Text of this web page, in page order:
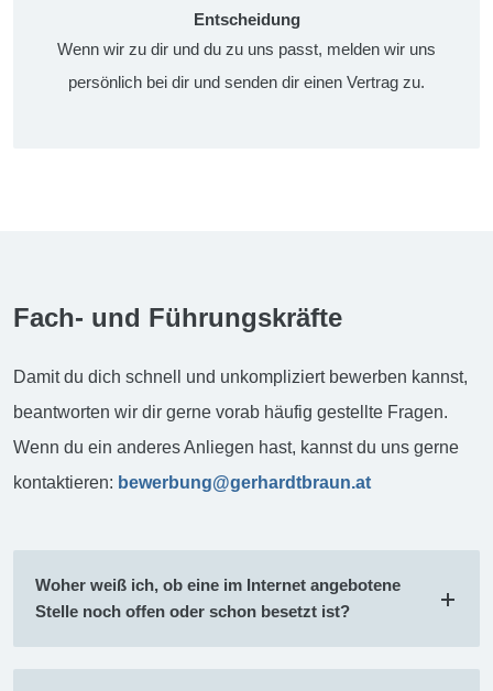
Entscheidung
Wenn wir zu dir und du zu uns passt, melden wir uns
persönlich bei dir und senden dir einen Vertrag zu.
Fach- und Führungskräfte
Damit du dich schnell und unkompliziert bewerben kannst,
beantworten wir dir gerne vorab häufig gestellte Fragen.
Wenn du ein anderes Anliegen hast, kannst du uns gerne
kontaktieren: bewerbung@gerhardtbraun.at
Woher weiß ich, ob eine im Internet angebotene
Stelle noch offen oder schon besetzt ist?